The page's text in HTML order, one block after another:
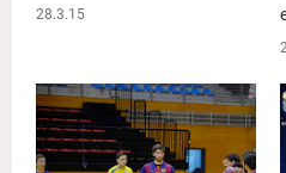
28.3.15